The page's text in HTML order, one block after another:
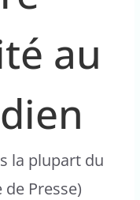
au
la plupart du
Presse)